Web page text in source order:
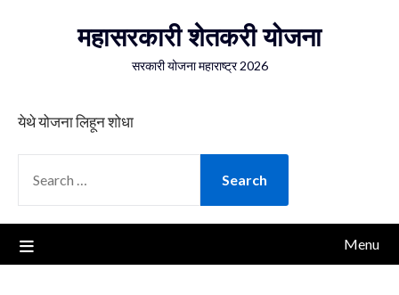
महासरकारी शेतकरी योजना
सरकारी योजना महाराष्ट्र 2026
येथे योजना लिहून शोधा
FOR:
Menu